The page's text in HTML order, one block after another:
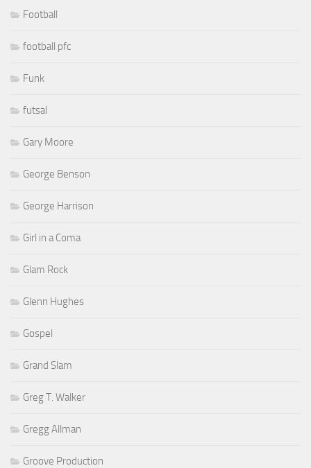
Football
football pfc
Funk
futsal
Gary Moore
George Benson
George Harrison
Girl in a Coma
Glam Rock
Glenn Hughes
Gospel
Grand Slam
Greg T. Walker
Gregg Allman
Groove Production